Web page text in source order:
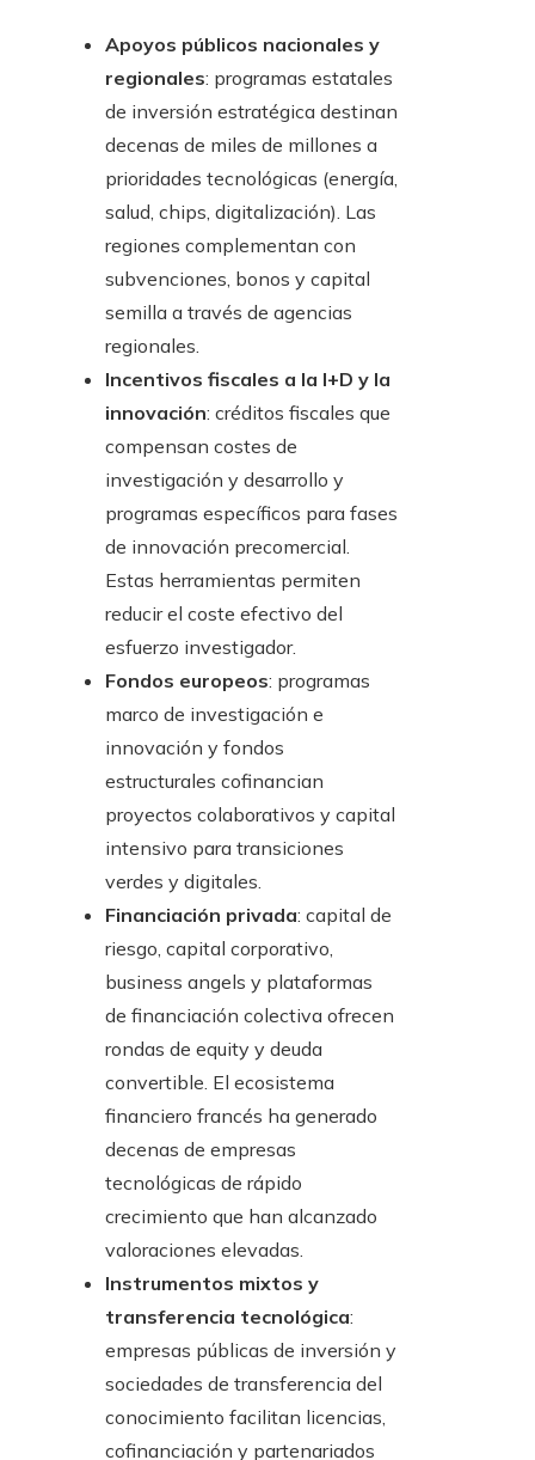
Apoyos públicos nacionales y
regionales: programas estatales
de inversión estratégica destinan
decenas de miles de millones a
prioridades tecnológicas (energía,
salud, chips, digitalización). Las
regiones complementan con
subvenciones, bonos y capital
semilla a través de agencias
regionales.
Incentivos fiscales a la I+D y la
innovación: créditos fiscales que
compensan costes de
investigación y desarrollo y
programas específicos para fases
de innovación precomercial.
Estas herramientas permiten
reducir el coste efectivo del
esfuerzo investigador.
Fondos europeos: programas
marco de investigación e
innovación y fondos
estructurales cofinancian
proyectos colaborativos y capital
intensivo para transiciones
verdes y digitales.
Financiación privada: capital de
riesgo, capital corporativo,
business angels y plataformas
de financiación colectiva ofrecen
rondas de equity y deuda
convertible. El ecosistema
financiero francés ha generado
decenas de empresas
tecnológicas de rápido
crecimiento que han alcanzado
valoraciones elevadas.
Instrumentos mixtos y
transferencia tecnológica:
empresas públicas de inversión y
sociedades de transferencia del
conocimiento facilitan licencias,
cofinanciación y partenariados